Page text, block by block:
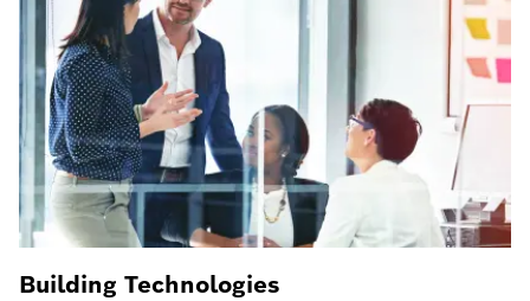
Building Technologies